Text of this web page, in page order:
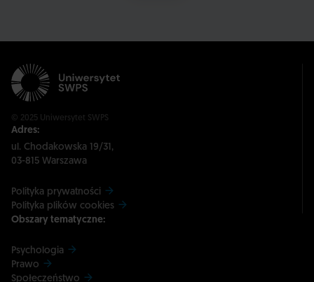
© 2025 Uniwersytet SWPS
Adres:
ul. Chodakowska 19/31,
03-815 Warszawa
Polityka prywatności
Polityka plików cookies
Obszary tematyczne:
Psychologia
Prawo
Społeczeństwo